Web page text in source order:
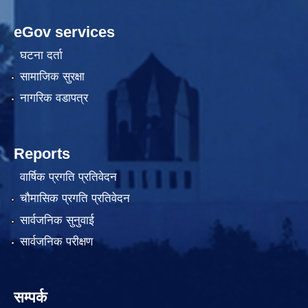
eGov services
घटना दर्ता
सामाजिक सुरक्षा
नागरिक वडापत्र
Reports
वार्षिक प्रगति प्रतिवेदन
चौमासिक प्रगति प्रतिवेदन
सार्वजनिक सुनुवाई
सार्वजनिक परीक्षण
सम्पर्क